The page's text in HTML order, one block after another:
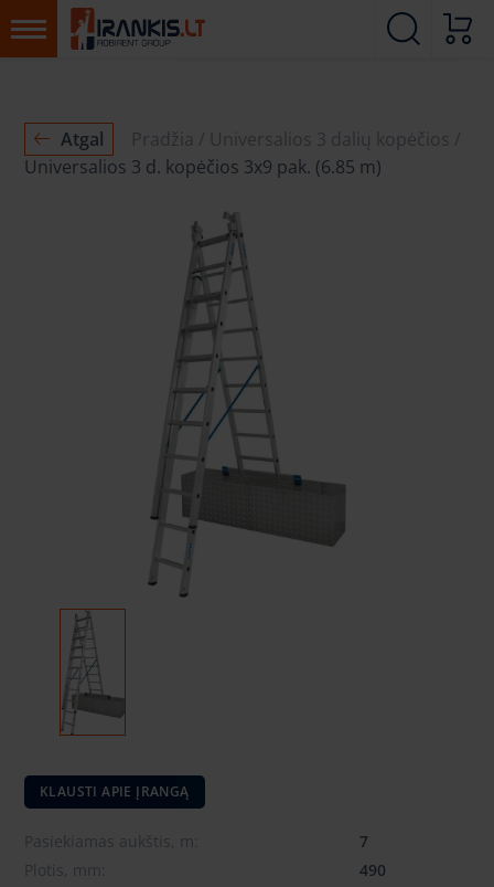
Atgal Pradžia
Universalios 3 dalių kopėčios
Universalios 3 d. kopėčios 3x9 pak. (6.85 m)
KLAUSTI APIE ĮRANGĄ
Pasiekiamas aukštis, m:
7
Plotis, mm:
490